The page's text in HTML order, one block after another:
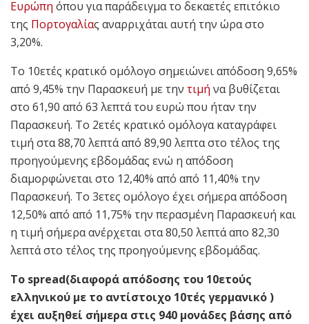
Ευρώπη όπου για παράδειγμα το δεκαετές επιτόκιο
της Πορτογαλίας αναρριχάται αυτή την ώρα στο
3,20%.
Το 10ετές κρατικό ομόλογο σημειώνει απόδοση 9,65%
από 9,45% την Παρασκευή με την τιμή να βυθίζεται
στο 61,90 από 63 λεπτά του ευρώ που ήταν την
Παρασκευή. Το 2ετές κρατικό ομόλογα καταγράφει
τιμή στα 88,70 λεπτά από 89,90 λεπτα στο τέλος της
προηγούμενης εβδομάδας ενώ η απόδοση
διαμορφώνεται στο 12,40% από από 11,40% την
Παρασκευή. Το 3ετες ομόλογο έχει σήμερα απόδοση
12,50% από από 11,75% την περασμένη Παρασκευή και
η τιμή σήμερα ανέρχεται στα 80,50 λεπτά απο 82,30
λεπτά στο τέλος της προηγούμενης εβδομάδας.
Το spread(διαφορά απόδοσης του 10ετούς
ελληνικού με το αντίστοιχο 10τές γερμανικό )
έχει αυξηθεί σήμερα στις 940 μονάδες βάσης από